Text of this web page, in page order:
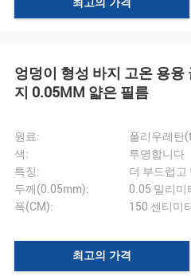
최고의 가격
엉덩이 형성 바지 고온 용
지 0.05MM 얇은 필름
원료:
폴리우레탄
색:
투명합니다
특징:
더 부드럽고
두께(0.05mm):
0.05 밀리미
폭(CM):
150 센티미
최고의 가격